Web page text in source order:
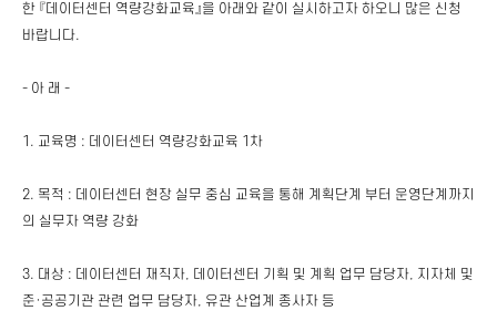
한 『데이터센터 역량강화교육』을 아래와 같이 실시하고자 하오니 많은 신청
바랍니다.
- 아 래 -
1. 교육명 : 데이터센터 역량강화교육 1차
2. 목적 : 데이터센터 현장 실무 중심 교육을 통해 계획단계 부터 운영단계까지
의 실무자 역량 강화
3. 대상 : 데이터센터 재직자, 데이터센터 기획 및 계획 업무 담당자, 지자체 및
준·공공기관 관련 업무 담당자, 유관 산업계 종사자 등